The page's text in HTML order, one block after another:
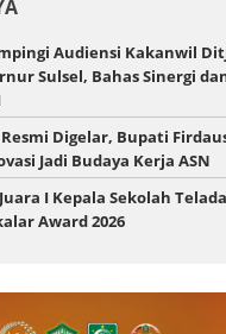
Audiensi Kakanwil
Sulsel, Bahas Sinergi
Digelar, Bupati
Jadi Budaya Kerja ASN
I Kepala Sekolah
Award 2026